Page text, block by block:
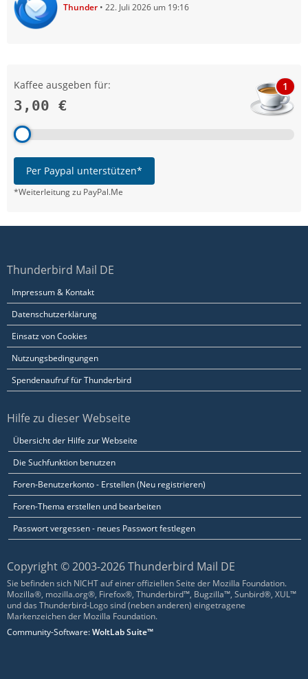
Thunder 22. Juli 2026 um 19:16
Kaffee ausgeben für:
3,00 €
1
Per Paypal unterstützen*
*Weiterleitung zu PayPal.Me
Thunderbird Mail DE
Impressum & Kontakt
Datenschutzerklärung
Einsatz von Cookies
Nutzungsbedingungen
Spendenaufruf für Thunderbird
Hilfe zu dieser Webseite
Übersicht der Hilfe zur Webseite
Die Suchfunktion benutzen
Foren-Benutzerkonto - Erstellen (Neu registrieren)
Foren-Thema erstellen und bearbeiten
Passwort vergessen - neues Passwort festlegen
Copyright © 2003-2026 Thunderbird Mail DE
Sie befinden sich NICHT auf einer offiziellen Seite der Mozilla Foundation.
Mozilla®, mozilla.org®, Firefox®, Thunderbird™, Bugzilla™, Sunbird®, XUL™
und das Thunderbird-Logo sind (neben anderen) eingetragene
Markenzeichen der Mozilla Foundation.
Community-Software:WoltLab Suite™